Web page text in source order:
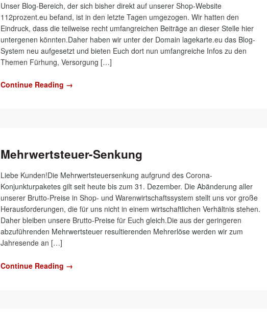
Unser Blog-Bereich, der sich bisher direkt auf unserer Shop-Website
112prozent.eu befand, ist in den letzte Tagen umgezogen. Wir hatten den
Eindruck, dass die teilweise recht umfangreichen Beiträge an dieser Stelle hier
untergenen könnten.Daher haben wir unter der Domain lagekarte.eu das Blog-
System neu aufgesetzt und bieten Euch dort nun umfangreiche Infos zu den
Themen Fürhung, Versorgung […]
Continue Reading →
Mehrwertsteuer-Senkung
Liebe Kunden!Die Mehrwertsteuersenkung aufgrund des Corona-
Konjunkturpaketes gilt seit heute bis zum 31. Dezember. Die Abänderung aller
unserer Brutto-Preise in Shop- und Warenwirtschaftssystem stellt uns vor große
Herausforderungen, die für uns nicht in einem wirtschaftlichen Verhältnis stehen.
Daher bleiben unsere Brutto-Preise für Euch gleich.Die aus der geringeren
abzuführenden Mehrwertsteuer resultierenden Mehrerlöse werden wir zum
Jahresende an […]
Continue Reading →